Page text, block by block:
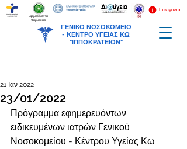
ΓΕΝΙΚΟ ΝΟΣΟΚΟΜΕΙΟ
- ΚΕΝΤΡΟ ΥΓΕΙΑΣ ΚΩ
"ΙΠΠΟΚΡΑΤΕΙΟΝ"
Επείγοντα
Εφημερεύοντα
Φαρμακεία
23/01/2022
21 Ιαν 2022
Πρόγραμμα εφημερευόντων
ειδικευμένων ιατρών Γενικού
Νοσοκομείου - Κέντρου Υγείας Κω